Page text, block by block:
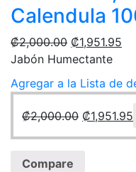
Calendula
₡2,000.00 ₡1,951.95
Jabón Humectante
Agregar a la Lista de
₡2,000.00 ₡1,951.95
Compare